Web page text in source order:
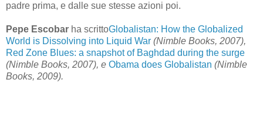
padre prima, e dalle sue stesse azioni poi.
Pepe Escobar ha scrittoGlobalistan: How the Globalized
World is Dissolving into Liquid War (Nimble Books, 2007),
Red Zone Blues: a snapshot of Baghdad during the surge
(Nimble Books, 2007), e Obama does Globalistan (Nimble
Books, 2009).